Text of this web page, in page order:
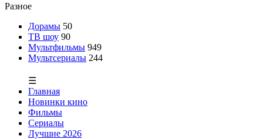
Разное
Дорамы 50
ТВ шоу 90
Мультфильмы 949
Мультсериалы 244
☰
Главная
Новинки кино
Фильмы
Сериалы
Лучшие 2026